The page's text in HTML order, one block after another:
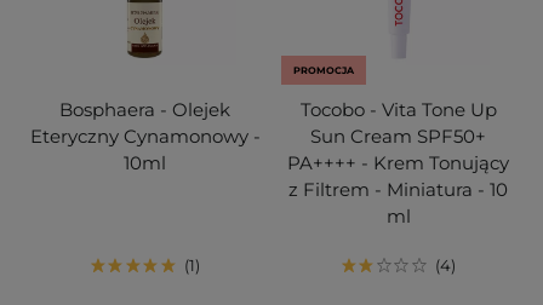
Bosphaera - Olejek
Eteryczny Cynamonowy -
10ml
1
PROMOCJA
Tocobo - Vita Tone Up
Sun Cream SPF50+
PA++++ - Krem Tonujący
z Filtrem - Miniatura - 10
ml
4